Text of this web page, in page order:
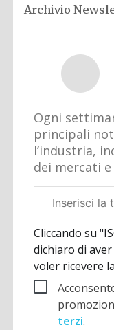
Archivio
Ogni
principali
l’industria,
dei mercati
aziendale
Cliccando su
dichiaro di
voler ricevere
terzi.